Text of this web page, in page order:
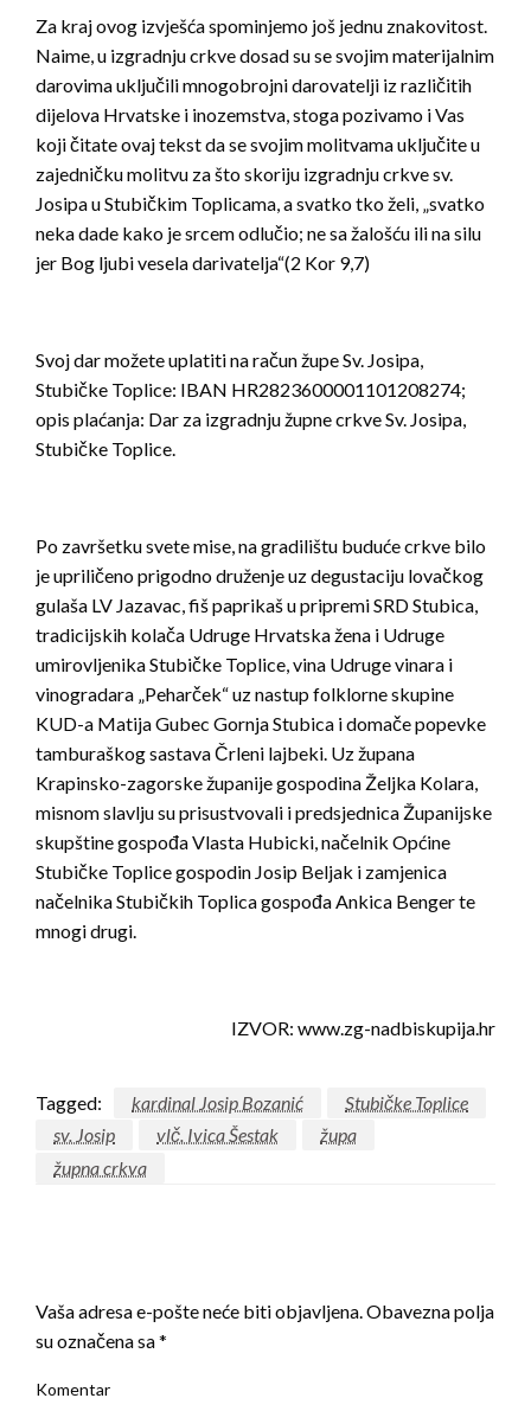
Za kraj ovog izvješća spominjemo još jednu znakovitost.
Naime, u izgradnju crkve dosad su se svojim materijalnim
darovima uključili mnogobrojni darovatelji iz različitih
dijelova Hrvatske i inozemstva, stoga pozivamo i Vas
koji čitate ovaj tekst da se svojim molitvama uključite u
zajedničku molitvu za što skoriju izgradnju crkve sv.
Josipa u Stubičkim Toplicama, a svatko tko želi, „svatko
neka dade kako je srcem odlučio; ne sa žalošću ili na silu
jer Bog ljubi vesela darivatelja“(2 Kor 9,7)
Svoj dar možete uplatiti na račun župe Sv. Josipa,
Stubičke Toplice: IBAN HR2823600001101208274;
opis plaćanja: Dar za izgradnju župne crkve Sv. Josipa,
Stubičke Toplice.
Po završetku svete mise, na gradilištu buduće crkve bilo
je upriličeno prigodno druženje uz degustaciju lovačkog
gulaša LV Jazavac, fiš paprikaš u pripremi SRD Stubica,
tradicijskih kolača Udruge Hrvatska žena i Udruge
umirovljenika Stubičke Toplice, vina Udruge vinara i
vinogradara „Peharček“ uz nastup folklorne skupine
KUD-a Matija Gubec Gornja Stubica i domače popevke
tamburaškog sastava Črleni lajbeki. Uz župana
Krapinsko-zagorske županije gospodina Željka Kolara,
misnom slavlju su prisustvovali i predsjednica Županijske
skupštine gospođa Vlasta Hubicki, načelnik Općine
Stubičke Toplice gospodin Josip Beljak i zamjenica
načelnika Stubičkih Toplica gospođa Ankica Benger te
mnogi drugi.
IZVOR: www.zg-nadbiskupija.hr
Tagged: kardinal Josip Bozanić
Stubičke Toplice
sv. Josip
vlč. Ivica Šestak
župa
župna crkva
Vaša adresa e-pošte neće biti objavljena.Obavezna polja
su označena sa*
Komentar